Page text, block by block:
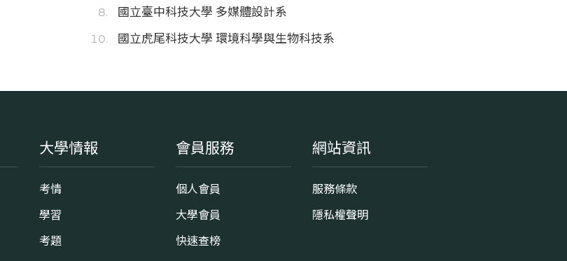
國立臺中科技大學 多媒體設計系
國立虎尾科技大學 環境科學與生物科技系
大學情報
考情
學習
考題
會員服務
個人會員
大學會員
快速查榜
網站資訊
服務條款
隱私權聲明